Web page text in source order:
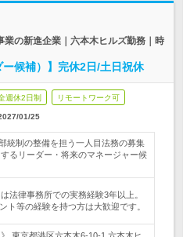
の新進企業｜六本木ヒルズ勤務｜時
候補）】完休2日/土日祝休
週休2日制 リモートワーク可
01/25
統制の整備を担う一人目法務の募集
るリーダー・将来のマネージャー候
法律事務所での実務経験3年以上。
ト等の経験を持つ方は大歓迎です。